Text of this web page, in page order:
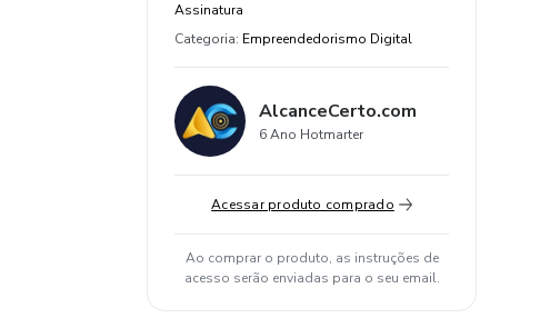
Assinatura
Categoria: Empreendedorismo Digital
AlcanceCerto.com
6 Ano Hotmarter
Acessar produto comprado
Ao comprar o produto, as instruções de
acesso serão enviadas para o seu email.